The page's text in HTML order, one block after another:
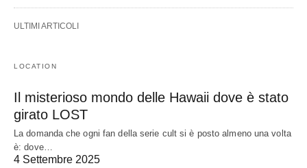
ULTIMI ARTICOLI
LOCATION
Il misterioso mondo delle Hawaii dove è stato
girato LOST
La domanda che ogni fan della serie cult si è posto almeno una volta
è: dove…
4 Settembre 2025